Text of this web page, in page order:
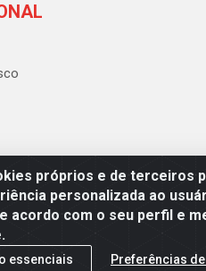
próprios e de terceiros
personalizada ao
acordo com o seu perfil e
essenciais Preferências
Polybalas - Rua João Miguel